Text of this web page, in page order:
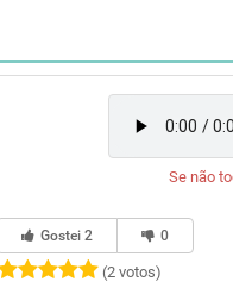
Se não
Gostei2 0
(2 votos)